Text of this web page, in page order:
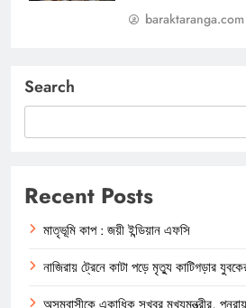
baraktaranga.com
Search
Recent Posts
মাতৃভূমি কাপ : জয়ী ইন্ডিয়ান এফসি
নাজিরায় ট্রেনে কাটা পড়ে মৃত্যু কাটিগড়ার